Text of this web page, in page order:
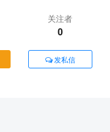
关注者
0
发私信